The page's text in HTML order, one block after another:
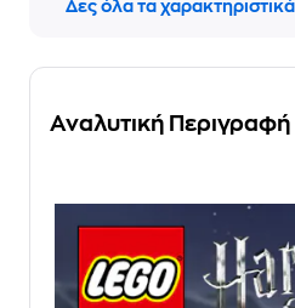
Δες όλα τα χαρακτηριστικά
Αναλυτική Περιγραφή